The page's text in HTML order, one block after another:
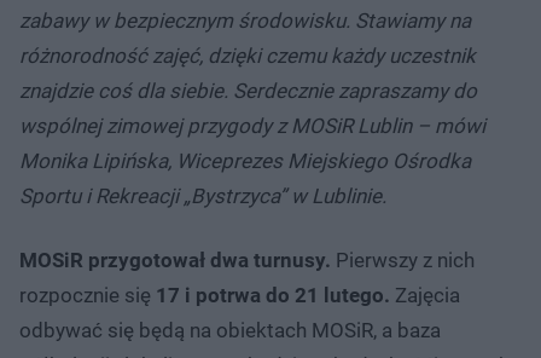
zabawy w bezpiecznym środowisku. Stawiamy na
różnorodność zajęć, dzięki czemu każdy uczestnik
znajdzie coś dla siebie. Serdecznie zapraszamy do
wspólnej zimowej przygody z MOSiR Lublin – mówi
Monika Lipińska, Wiceprezes Miejskiego Ośrodka
Sportu i Rekreacji „Bystrzyca” w Lublinie.
MOSiR przygotował dwa turnusy. Pierwszy z nich
rozpocznie się 17 i potrwa do 21 lutego. Zajęcia
odbywać się będą na obiektach MOSiR, a baza